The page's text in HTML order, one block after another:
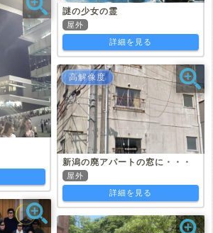
謎の少女の霊
屋外
詳細を見る
高解像度
新潟の廃アパートの窓に・・・
屋外
詳細を見る